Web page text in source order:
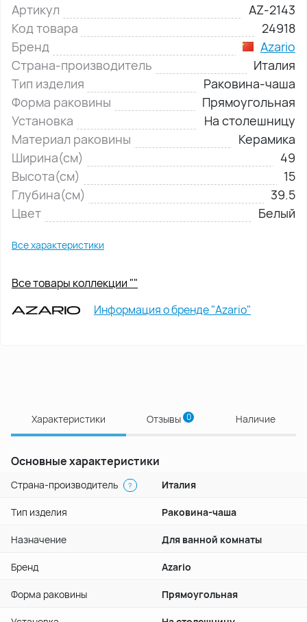
Артикул
AZ-2143
Код товара
24918
Бренд
Azario
Страна-производитель
Италия
Тип изделия
Раковина-чаша
Форма раковины
Прямоугольная
Установка
На столешницу
Материал раковины
Керамика
Ширина(см)
49
Высота(см)
15
Глубина(см)
39.5
Цвет
Белый
Все характеристики
Все товары коллекции ""
Информация о бренде "Azario"
Характеристики Отзывы 0 Наличие
Основные характеристики
Страна-производитель ? Италия
Тип изделия Раковина-чаша
Назначение Для ванной комнаты
Бренд Azario
Форма раковины Прямоугольная